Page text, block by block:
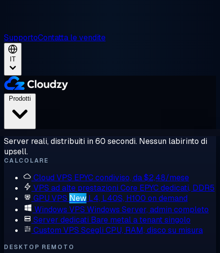
SupportoContatta le vendite
IT
Server reali, distribuiti in 60 secondi. Nessun labirinto di
upsell.
CALCOLARE
Cloud VPS EPYC condiviso, da $2,48/mese
VPS ad alte prestazioni Core EPYC dedicati, DDR5
GPU VPS New L4, L40S, H100 on demand
Windows VPS Windows Server, admin completo
Server dedicati Bare metal a tenant singolo
Custom VPS Scegli CPU, RAM, disco su misura
DESKTOP REMOTO